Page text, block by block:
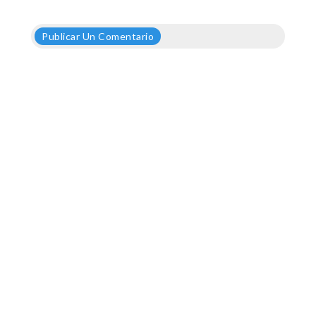
Publicar Un Comentario